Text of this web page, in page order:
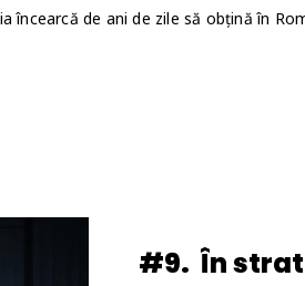
încearcă de ani de zile să obțină în
#9. În